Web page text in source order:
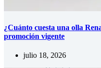
¿Cuánto cuesta una olla
promoción vigente
julio 18, 2026